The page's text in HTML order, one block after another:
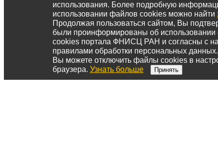
использования. Более подробную
использовании файлов cookies можно найти
Продолжая пользоваться сайтом, Вы
были проинформированы об
cookies портала ФНИСЦ РАН и согласны с
правилами обработки персональных данных.
Вы можете отключить файлы cookies в
браузера. Узнать больше Принять